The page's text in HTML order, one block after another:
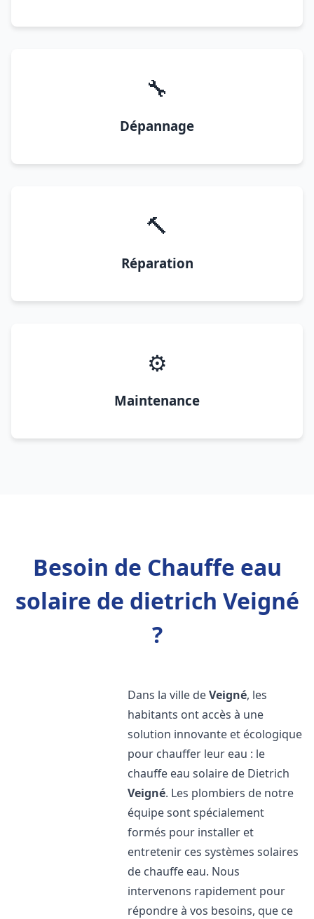
🔧
Dépannage
🔨
Réparation
⚙️
Maintenance
Besoin de Chauffe eau
solaire de dietrich Veigné
?
Dans la ville deVeigné, les
habitants ont accès à une
solution innovante et écologique
pour chauffer leur eau : le
chauffe eau solaire de Dietrich
Veigné. Les plombiers de notre
équipe sont spécialement
formés pour installer et
entretenir ces systèmes solaires
de chauffe eau. Nous
intervenons rapidement pour
répondre à vos besoins, que ce